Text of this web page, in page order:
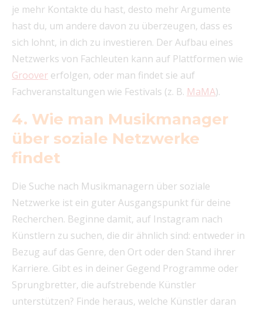
je mehr Kontakte du hast, desto mehr Argumente
hast du, um andere davon zu überzeugen, dass es
sich lohnt, in dich zu investieren. Der Aufbau eines
Netzwerks von Fachleuten kann auf Plattformen wie
Groover erfolgen, oder man findet sie auf
Fachveranstaltungen wie Festivals (z. B. MaMA).
4. Wie man Musikmanager
über soziale Netzwerke
findet
Die Suche nach Musikmanagern über soziale
Netzwerke ist ein guter Ausgangspunkt für deine
Recherchen. Beginne damit, auf Instagram nach
Künstlern zu suchen, die dir ähnlich sind: entweder in
Bezug auf das Genre, den Ort oder den Stand ihrer
Karriere. Gibt es in deiner Gegend Programme oder
Sprungbretter, die aufstrebende Künstler
unterstützen? Finde heraus, welche Künstler daran